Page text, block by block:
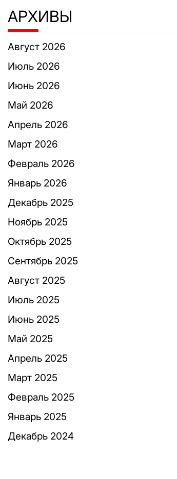
АРХИВЫ
Август 2026
Июль 2026
Июнь 2026
Май 2026
Апрель 2026
Март 2026
Февраль 2026
Январь 2026
Декабрь 2025
Ноябрь 2025
Октябрь 2025
Сентябрь 2025
Август 2025
Июль 2025
Июнь 2025
Май 2025
Апрель 2025
Март 2025
Февраль 2025
Январь 2025
Декабрь 2024